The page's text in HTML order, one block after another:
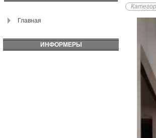
Главная
ИНФОРМЕРЫ